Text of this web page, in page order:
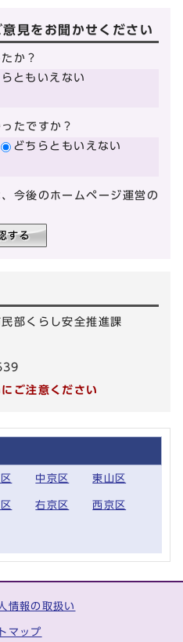
見をお聞かせください
か？
ともいえない
たですか？
どちらともいえない
今後のホームページ運営の
部くらし安全推進課
ご注意ください
中京区 東山区
右京区 西京区
情報の取扱い
マップ